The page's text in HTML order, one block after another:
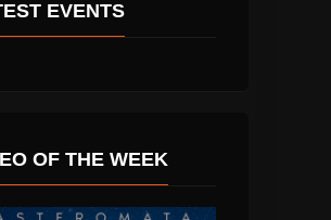
EVENTS
OF THE WEEK